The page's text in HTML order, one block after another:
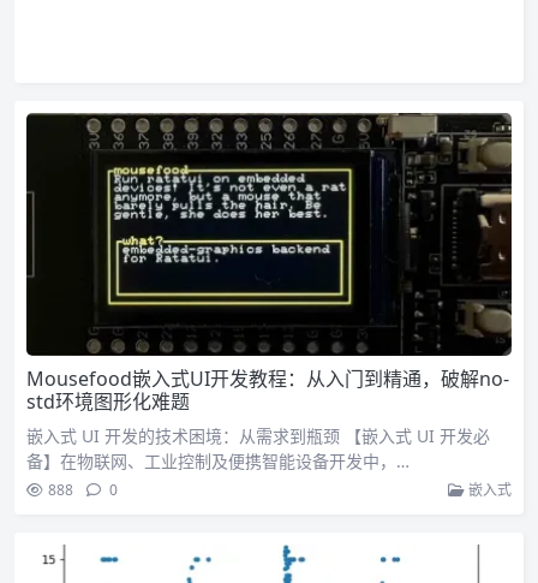
Mousefood嵌入式UI开发教程：从入门到精通，破解no-
std环境图形化难题
嵌入式 UI 开发的技术困境：从需求到瓶颈 【嵌入式 UI 开发必
备】在物联网、工业控制及便携智能设备开发中，…
888 0 嵌入式